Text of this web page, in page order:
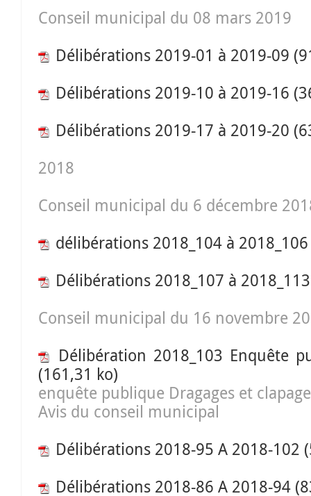
Conseil municipal du 08 mars 2019
Délibérations 2019-01 à 2019-09
Délibérations 2019-10 à 2019-16
Délibérations 2019-17 à 2019-20
2018
Conseil municipal du 6 décembre
délibérations 2018_104 à 2018_106
Délibérations 2018_107 à
Conseil municipal du 16 novembre
Délibération 2018_103 Enquête
(161,31 ko)
enquête publique Dragages et
Avis du conseil municipal
Délibérations 2018-95 A 2018-102
Délibérations 2018-86 A 2018-94